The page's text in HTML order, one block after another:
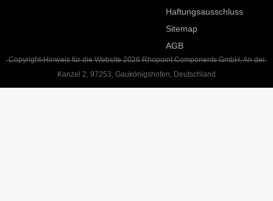
Haftungsausschluss
Sitemap
AGB
Copyright-Hinweis für die Website 2026 Rhopoint Components GmbH, An der
Kanzel 2, 97253, Gaukönigshofen, Deutschland